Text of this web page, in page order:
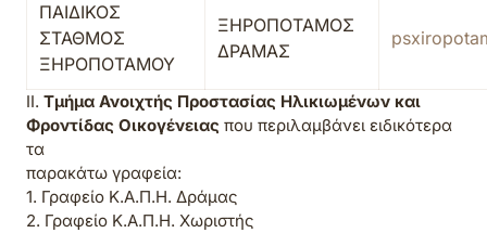
ΠΑΙΔΙΚΟΣ
ΣΤΑΘΜΟΣ
ΞΗΡΟΠΟΤΑΜΟΥ
ΞΗΡΟΠΟΤΑΜΟΣ
ΔΡΑΜΑΣ
II. Τμήμα Ανοιχτής Προστασίας Ηλικιωμένων και
Φροντίδας Οικογένειας που περιλαμβάνει ειδικότερα
τα
παρακάτω γραφεία:
1. Γραφείο Κ.Α.Π.Η. Δράμας
2. Γραφείο Κ.Α.Π.Η. Χωριστής